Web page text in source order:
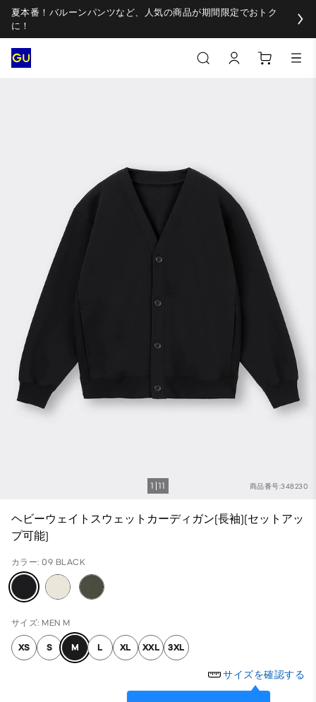
夏本番！バルーンパンツなど、人気の商品が期間限定でおトク
に！
商品番号:348230
1 11
ヘビーウェイトスウェットカーディガン(長袖)(セットアッ
プ可能)
カラー: 09 BLACK
サイズ: MEN M
XS S M L XL XXL 3XL
サイズを確認する